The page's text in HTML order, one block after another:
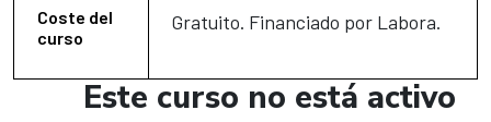
Coste del
curso
Gratuito. Financiado por Labora.
Este curso no está activo